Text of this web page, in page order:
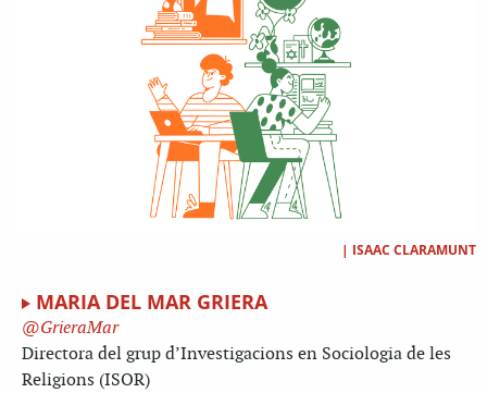
| ISAAC CLARAMUNT
MARIA DEL MAR GRIERA
GrieraMar
Directora del grup d’Investigacions en Sociologia de les
Religions (ISOR)